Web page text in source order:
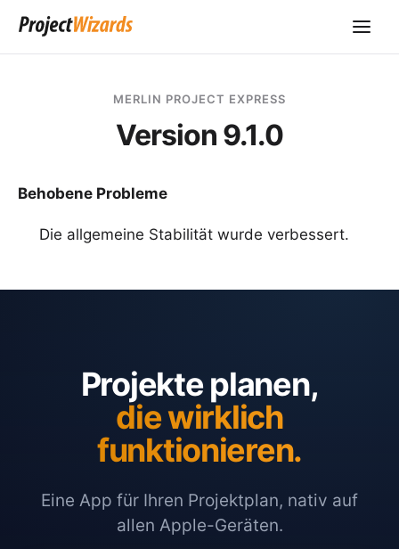
MERLIN PROJECT EXPRESS
Version 9.1.0
Behobene Probleme
Die allgemeine Stabilität wurde verbessert.
Projekte planen,
die wirklich
funktionieren.
Eine App für Ihren Projektplan, nativ auf
allen Apple-Geräten.